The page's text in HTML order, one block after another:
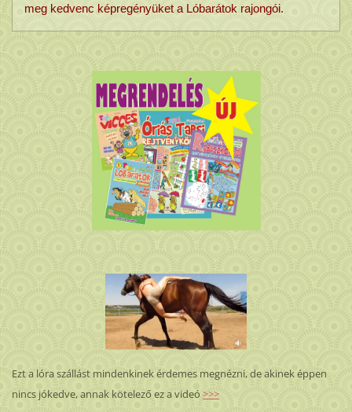
meg kedvenc képregényüket a Lóbarátok rajongói.
Ezt a lóra szállást mindenkinek érdemes megnézni, de akinek éppen
nincs jókedve, annak kötelező ez a videó >>>